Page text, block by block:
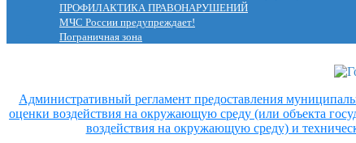
ПРОФИЛАКТИКА ПРАВОНАРУШЕНИЙ
МЧС России предупреждает!
Пограничная зона
Административный регламент предоставления
оценки воздействия на окружающую среду (или объекта
воздействия на окружающую среду) и